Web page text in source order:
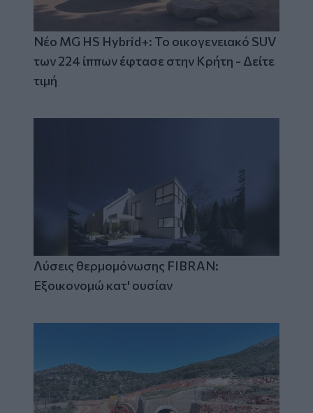
Νέο MG HS Hybrid+: Το οικογενειακό SUV
των 224 ίππων έφτασε στην Κρήτη - Δείτε
τιμή
Λύσεις θερμομόνωσης FIBRAN:
Εξοικονομώ κατ' ουσίαν